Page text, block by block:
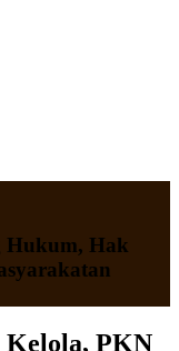
Hukum, Hak
Kelola, PKN